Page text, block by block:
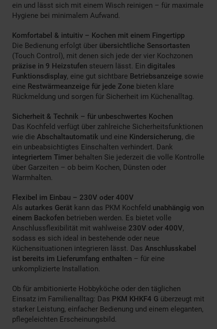
ein und lässt sich mit einem Wisch reinigen – für maximale
Hygiene bei minimalem Aufwand.
Komfortabel & intuitiv – Kochen mit einem Fingertipp
Die Bedienung erfolgt über übersichtliche Sensortasten
(Touch Control), mit denen sich jede der vier Kochzonen
präzise in 9 Heizstufen steuern lässt. Ein digitales
Funktionsdisplay, eine gut sichtbare Betriebsanzeige sowie
eine Restwärmeanzeige für jede Zone bieten klare
Rückmeldung und sorgen für Sicherheit im Küchenalltag.
Sicherheit & Technik – für unbeschwertes Kochen
Das Kochfeld verfügt über zahlreiche Sicherheitsfunktionen
wie die Abschaltautomatik und eine Kindersicherung, die
ein unbeabsichtigtes Einschalten verhindert. Dank
integriertem Timer behalten Sie jederzeit die volle Kontrolle
über Garzeiten – ob beim Kochen, Dünsten oder
Warmhalten.
Flexibel im Einbau – 230V oder 400V
Als autarkes Gerät kann das PKM Kochfeld unabhängig von
einem Backofen betrieben werden. Es bietet volle
Anschlussflexibilität mit wahlweise 230V oder 400V,
sodass es sich ideal in bestehende oder neue
Küchensituationen integrieren lässt. Das Anschlusskabel
ist bereits im Lieferumfang enthalten – für eine
unkomplizierte Installation.
Ob für ambitionierte Hobbyköche oder den täglichen
Einsatz im Familienalltag: Das PKM KHKF4 G überzeugt mit
starker Leistung, einfacher Bedienung und einem eleganten,
pflegeleichten Erscheinungsbild.